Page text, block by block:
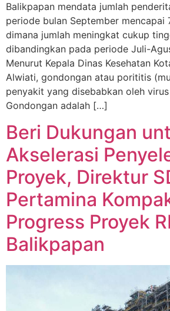
Balikpapan mendata jumlah
periode bulan September mencapai
dimana jumlah meningkat cukup
dibandingkan pada periode Juli-
Menurut Kepala Dinas Kesehatan
Alwiati, gondongan atau porititis
penyakit yang disebabkan oleh
Gondongan adalah […]
Beri Dukungan
Akselerasi
Proyek, Direktur
Pertamina
Progress Proyek
Balikpapan